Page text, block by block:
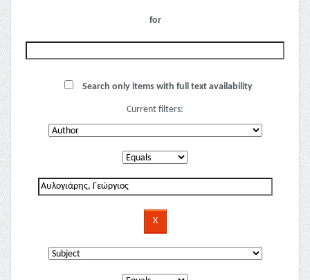
for
Search only items with full text availability
Current filters: